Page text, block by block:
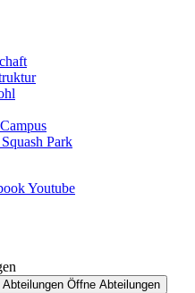
Park
Youtube
Öffne Abteilungen